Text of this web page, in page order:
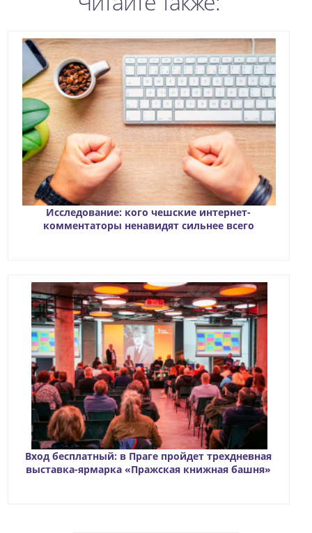
Исследование: кого чешские интернет-
комментаторы ненавидят сильнее всего
Вход бесплатный: в Праге пройдет трехдневная
выставка-ярмарка «Пражская книжная башня»